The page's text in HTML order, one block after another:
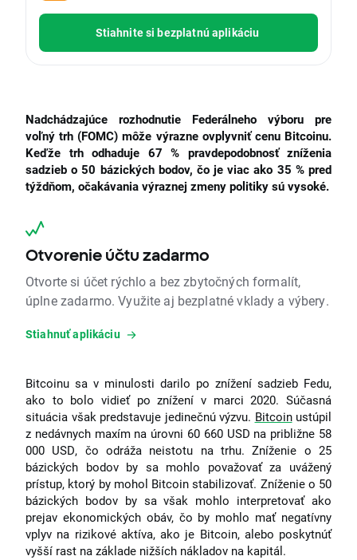
Stiahnite si bezplatnú aplikáciu
Nadchádzajúce rozhodnutie Federálneho výboru pre
voľný trh (FOMC) môže výrazne ovplyvniť cenu Bitcoinu.
Keďže trh odhaduje 67 % pravdepodobnosť zníženia
sadzieb o 50 bázických bodov, čo je viac ako 35 % pred
týždňom, očakávania výraznej zmeny politiky sú vysoké.
Otvorenie účtu zadarmo
Otvorte si účet rýchlo a bez zbytočných formalít,
úplne zadarmo. Využite aj bezplatné vklady a výbery.
Stiahnuť aplikáciu
Bitcoinu sa v minulosti darilo po znížení sadzieb Fedu,
ako to bolo vidieť po znížení v marci 2020. Súčasná
situácia však predstavuje jedinečnú výzvu. Bitcoinustúpil
z nedávnych maxím na úrovni 60 660 USD na približne 58
000 USD, čo odráža neistotu na trhu. Zníženie o 25
bázických bodov by sa mohlo považovať za uvážený
prístup, ktorý by mohol Bitcoin stabilizovať. Zníženie o 50
bázických bodov by sa však mohlo interpretovať ako
prejav ekonomických obáv, čo by mohlo mať negatívny
vplyv na rizikové aktíva, ako je Bitcoin, alebo poskytnúť
vyšší rast na základe nižších nákladov na kapitál.